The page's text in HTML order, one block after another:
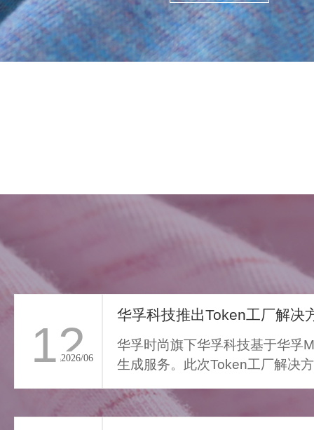
是两点一线的被动移动，而
是通过服装的舒适感与色彩
情绪，将日常路径转化为“微
>
12
2026/06
华孚科技推出Token工厂解决
华孚时尚旗下华孚科技基于华孚
生成服务。此次Token工厂解决